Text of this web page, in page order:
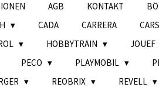
AGB KONTAKT
CADA CARRERA
HOBBYTRAIN
JOUEF
PECO PLAYMOBIL
REOBRIX
REVELL